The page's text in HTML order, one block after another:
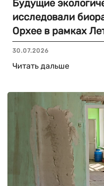
Будущие
исследовали
Орхее в рамках
30.07.2026
Читать дальше